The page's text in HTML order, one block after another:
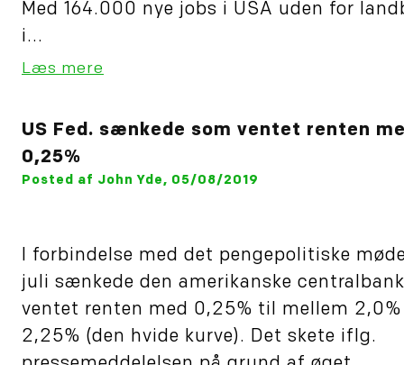
Med 164.000 nye jobs i USA uden for
i...
Læs mere
US Fed. sænkede som ventet renten
0,25%
Posted af John Yde, 05/08/2019
I forbindelse med det pengepolitiske
juli sænkede den amerikanske
ventet renten med 0,25% til mellem 2,0%
2,25% (den hvide kurve). Det skete iflg.